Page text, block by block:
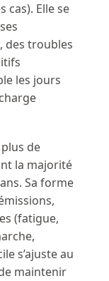
cas). Elle se
des troubles
les jours
de
la majorité
Sa forme
(fatigue,
s’ajuste au
maintenir